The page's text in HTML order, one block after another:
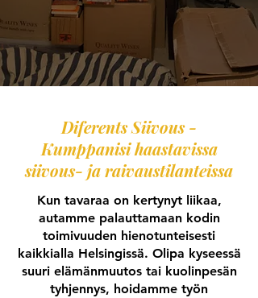
Diferents Siivous -
Kumppanisi haastavissa
siivous- ja raivaustilanteissa
Kun tavaraa on kertynyt liikaa,
autamme palauttamaan kodin
toimivuuden hienotunteisesti
kaikkialla Helsingissä. Olipa kyseessä
suuri elämänmuutos tai kuolinpesän
tyhjennys, hoidamme työn